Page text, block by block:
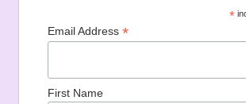
*
Email Address *
First Name